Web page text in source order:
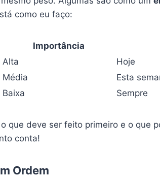
como eu faço:
Importância
Alta
Hoje
Média
Esta
Baixa Sempre
que deve ser feito primeiro e o que
conta!
Ordem